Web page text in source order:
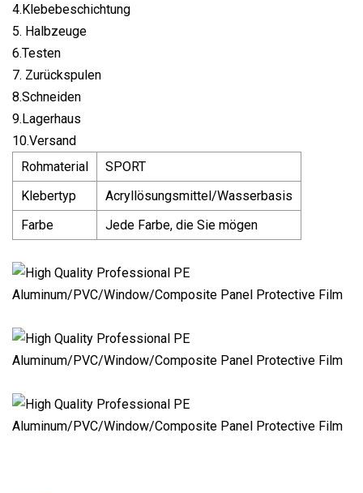
4.Klebebeschichtung
5. Halbzeuge
6.Testen
7. Zurückspulen
8.Schneiden
9.Lagerhaus
10.Versand
Rohmaterial
SPORT
Klebertyp
Acryllösungsmittel/Wasserbasis
Farbe
Jede Farbe, die Sie mögen